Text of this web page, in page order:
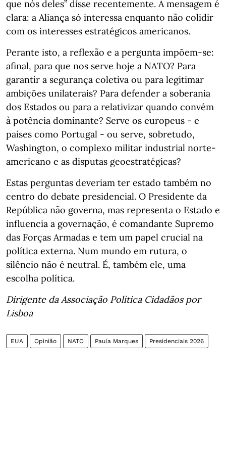
que nós deles” disse recentemente. A mensagem é
clara: a Aliança só interessa enquanto não colidir
com os interesses estratégicos americanos.
Perante isto, a reflexão e a pergunta impõem-se:
afinal, para que nos serve hoje a NATO? Para
garantir a segurança coletiva ou para legitimar
ambições unilaterais? Para defender a soberania
dos Estados ou para a relativizar quando convém
à potência dominante? Serve os europeus - e
países como Portugal - ou serve, sobretudo,
Washington, o complexo militar industrial norte-
americano e as disputas geoestratégicas?
Estas perguntas deveriam ter estado também no
centro do debate presidencial. O Presidente da
República não governa, mas representa o Estado e
influencia a governação, é comandante Supremo
das Forças Armadas e tem um papel crucial na
política externa. Num mundo em rutura, o
silêncio não é neutral. É, também ele, uma
escolha política.
Dirigente da Associação Política Cidadãos por
Lisboa
EUA Opinião NATO Paula Marques Presidenciais 2026